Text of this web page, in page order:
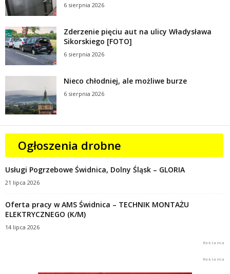
6 sierpnia 2026
Zderzenie pięciu aut na ulicy Władysława
Sikorskiego [FOTO]
6 sierpnia 2026
Nieco chłodniej, ale możliwe burze
6 sierpnia 2026
Ogłoszenia drobne
Usługi Pogrzebowe Świdnica, Dolny Śląsk – GLORIA
21 lipca 2026
Oferta pracy w AMS Świdnica – TECHNIK MONTAŻU
ELEKTRYCZNEGO (K/M)
14 lipca 2026